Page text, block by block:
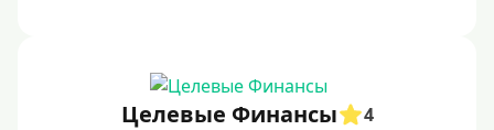
150000 рубЦелевые Финансы
4